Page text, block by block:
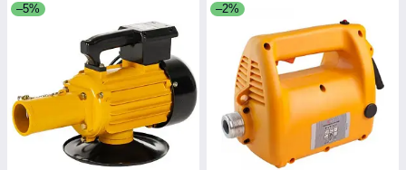
–5% –2%